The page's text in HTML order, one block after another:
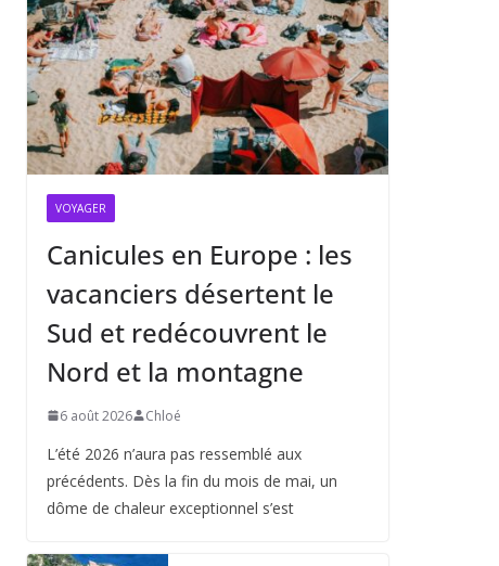
VOYAGER
Canicules en Europe : les
vacanciers désertent le
Sud et redécouvrent le
Nord et la montagne
6 août 2026 Chloé
L’été 2026 n’aura pas ressemblé aux
précédents. Dès la fin du mois de mai, un
dôme de chaleur exceptionnel s’est